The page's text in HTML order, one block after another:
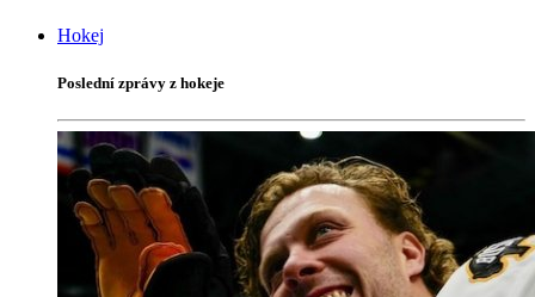
Hokej
Poslední zprávy z hokeje